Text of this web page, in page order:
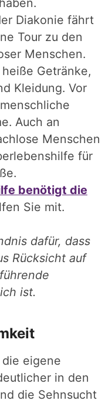
Diakonie fährt
Tour zu den
Menschen.
Getränke,
Kleidung. Vor
Auch an
Menschen
für
benötigt die
Sie mit.
dafür, dass
Rücksicht auf
ist.
eigene
in den
die Sehnsucht